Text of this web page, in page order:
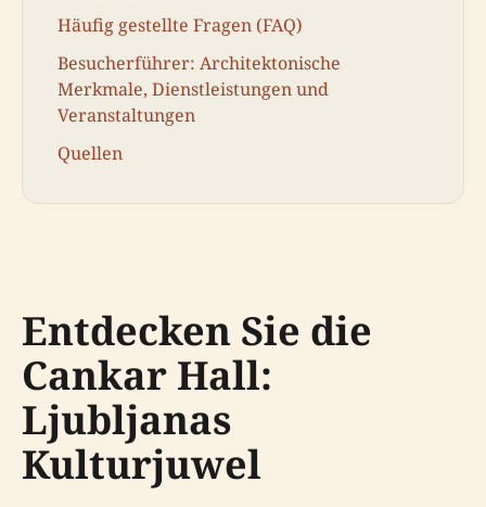
Häufig gestellte Fragen (FAQ)
Besucherführer: Architektonische
Merkmale, Dienstleistungen und
Veranstaltungen
Quellen
Entdecken Sie die
Cankar Hall:
Ljubljanas
Kulturjuwel